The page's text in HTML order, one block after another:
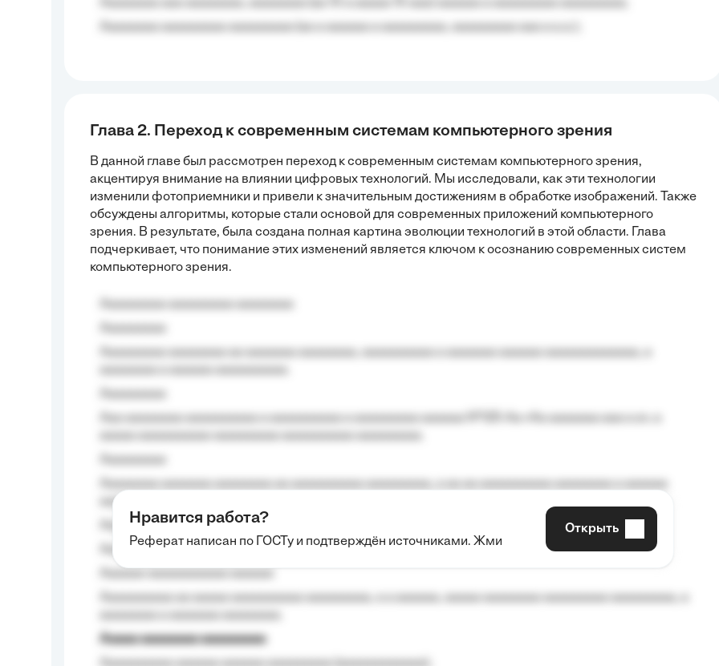
Глава 2. Переход к современным системам компьютерного зрения
В данной главе был рассмотрен переход к современным системам компьютерного зрения,
акцентируя внимание на влиянии цифровых технологий. Мы исследовали, как эти технологии
изменили фотоприемники и привели к значительным достижениям в обработке изображений. Также
обсуждены алгоритмы, которые стали основой для современных приложений компьютерного
зрения. В результате, была создана полная картина эволюции технологий в этой области. Глава
подчеркивает, что понимание этих изменений является ключом к осознанию современных систем
компьютерного зрения.
aaaa aaaa.
Aaaaaaaaa
Aaaaaaaaaa aa aaa aaaaaaaaa, a aaa aaaaaaaaaa aaa, a aaaaaaaaaa, aaaaaa aaaaaa a aaaaaa.
Aaaaa aaaaaaaa aaaaaaaaa
Нравится работа?
Реферат написан по ГОСТу и подтверждён источниками. Жми
Открыть